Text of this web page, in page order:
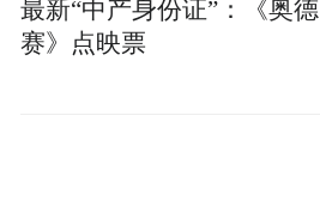
最新“中产身份证”：《奥德
赛》点映票